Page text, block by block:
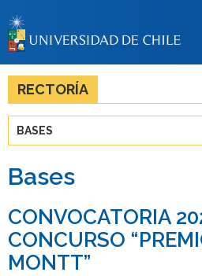
RECTORÍA
BASES
Bases
CONVOCATORIA
CONCURSO
MONTT”